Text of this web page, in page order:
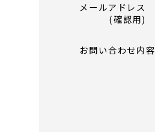
メールアドレス
(確認用)
お問い合わせ内容